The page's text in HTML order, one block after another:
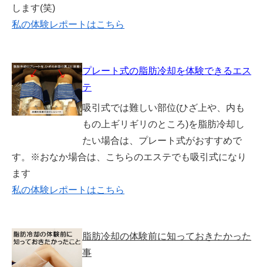
します(笑)
私の体験レポートはこちら
プレート式の脂肪冷却を体験できるエス
テ
吸引式では難しい部位(ひざ上や、内も
もの上ギリギリのところ)を脂肪冷却し
たい場合は、プレート式がおすすめで
す。※おなか場合は、こちらのエステでも吸引式になり
ます
私の体験レポートはこちら
脂肪冷却の体験前に知っておきたかった
事